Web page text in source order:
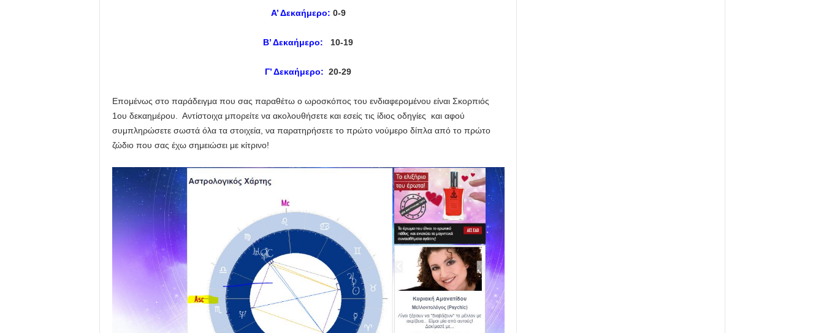
Α’ Δεκαήμερο: 0-9
Β’ Δεκαήμερο: 10-19
Γ’ Δεκαήμερο: 20-29
Επομένως στο παράδειγμα που σας παραθέτω ο ωροσκόπος του ενδιαφερομένου είναι Σκορπιός
1ου δεκαημέρου. Αντίστοιχα μπορείτε να ακολουθήσετε και εσείς τις ίδιος οδηγίες και αφού
συμπληρώσετε σωστά όλα τα στοιχεία, να παρατηρήσετε το πρώτο νούμερο δίπλα από το πρώτο
ζώδιο που σας έχω σημειώσει με κίτρινο!